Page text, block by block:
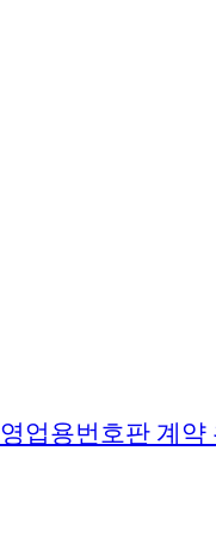
업용번호판 계약